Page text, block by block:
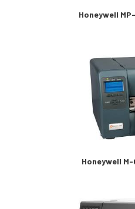
Honeywell
Honeywell